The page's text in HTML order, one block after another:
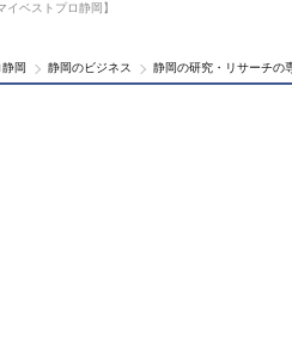
ベストプロ静岡】
岡 静岡のビジネス 静岡の研究・リサーチの